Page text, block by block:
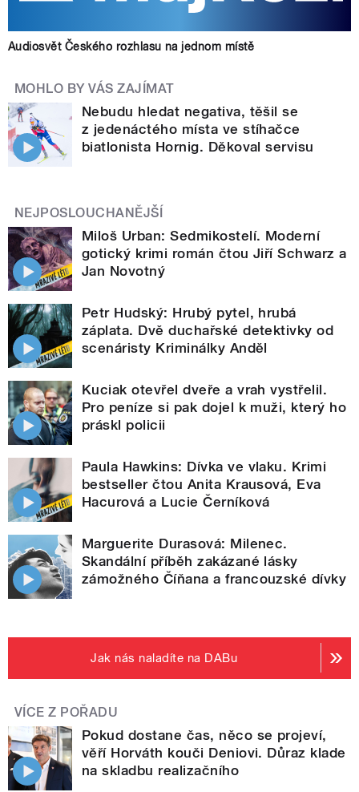
Audiosvět Českého rozhlasu na jednom místě
MOHLO BY VÁS ZAJÍMAT
Nebudu hledat negativa, těšil se
z jedenáctého místa ve stíhačce
biatlonista Hornig. Děkoval servisu
NEJPOSLOUCHANĚJŠÍ
Miloš Urban: Sedmikostelí. Moderní
gotický krimi román čtou Jiří Schwarz a
Jan Novotný
Petr Hudský: Hrubý pytel, hrubá
záplata. Dvě duchařské detektivky od
scenáristy Kriminálky Anděl
Kuciak otevřel dveře a vrah vystřelil.
Pro peníze si pak dojel k muži, který ho
práskl policii
Paula Hawkins: Dívka ve vlaku. Krimi
bestseller čtou Anita Krausová, Eva
Hacurová a Lucie Černíková
Marguerite Durasová: Milenec.
Skandální příběh zakázané lásky
zámožného Číňana a francouzské dívky
Jak nás naladíte na DABu
VÍCE Z POŘADU
Pokud dostane čas, něco se projeví,
věří Horváth kouči Deniovi. Důraz klade
na skladbu realizačního